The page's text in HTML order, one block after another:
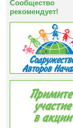
Сообщество
рекомендует!